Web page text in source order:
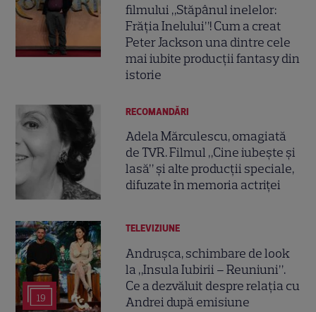
filmului „Stăpânul inelelor:
Frăția Inelului”! Cum a creat
Peter Jackson una dintre cele
mai iubite producții fantasy din
istorie
RECOMANDĂRI
Adela Mărculescu, omagiată
de TVR. Filmul „Cine iubește și
lasă” și alte producții speciale,
difuzate în memoria actriței
19
TELEVIZIUNE
Andrușca, schimbare de look
la „Insula Iubirii – Reuniuni”.
Ce a dezvăluit despre relația cu
Andrei după emisiune